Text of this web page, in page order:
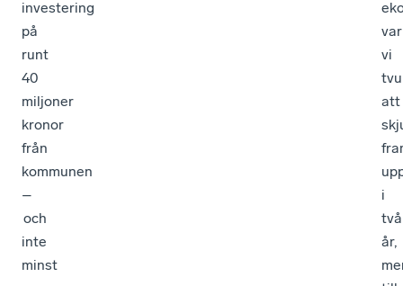
investering
på
runt
40
miljoner
kronor
från
kommunen
–
och
inte
minst
var
vi
att
i
två
år,